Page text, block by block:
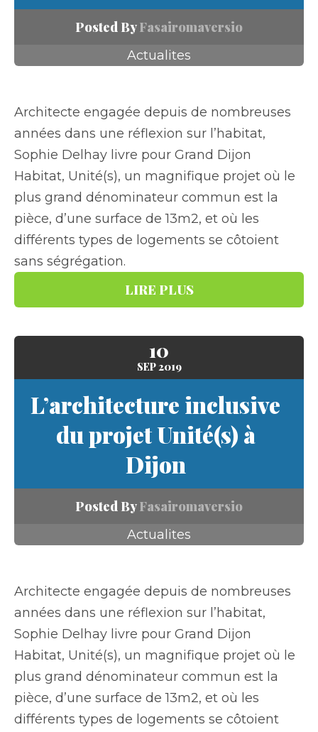
Posted ByFasairomaversio
Actualites
Architecte engagée depuis de nombreuses
années dans une réflexion sur l’habitat,
Sophie Delhay livre pour Grand Dijon
Habitat, Unité(s), un magnifique projet où le
plus grand dénominateur commun est la
pièce, d’une surface de 13m2, et où les
différents types de logements se côtoient
sans ségrégation.
LIRE PLUS
10
SEP2019
L’architecture inclusive
du projet Unité(s) à
Dijon
Posted ByFasairomaversio
Actualites
Architecte engagée depuis de nombreuses
années dans une réflexion sur l’habitat,
Sophie Delhay livre pour Grand Dijon
Habitat, Unité(s), un magnifique projet où le
plus grand dénominateur commun est la
pièce, d’une surface de 13m2, et où les
différents types de logements se côtoient